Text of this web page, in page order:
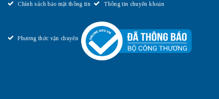
Chính sách bảo mật thông tin Thông tin chuyển khoản
Phương thức vận chuyển